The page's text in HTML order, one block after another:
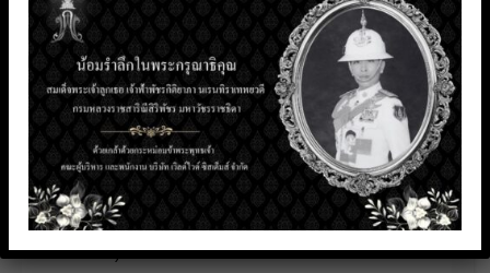
• ระบบภาพและแสง
• ระบบห้องประชุม
• ระบบไลฟ์สตรีม
จอแสดงผลและป้ายประชาสัมพันธ์
ดิจิทัล
► Digital Display & Signage Solutions …(ดู
ทั้งหมด)